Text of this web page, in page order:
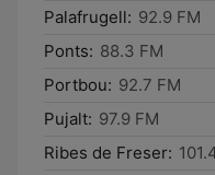
Palafrugell: 92.9 FM
Ponts: 88.3 FM
Portbou: 92.7 FM
Pujalt: 97.9 FM
Ribes de Freser: